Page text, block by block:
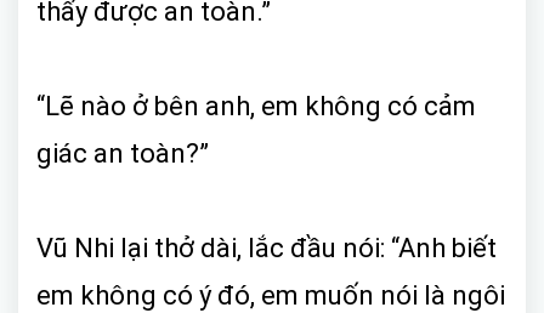
thấy được an toàn.”
“Lẽ nào ở bên anh, em không có cảm
giác an toàn?”
Vũ Nhi lại thở dài, lắc đầu nói: “Anh biết
em không có ý đó, em muốn nói là ngôi